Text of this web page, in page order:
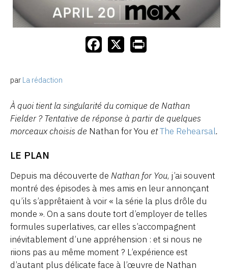
par La rédaction
À quoi tient la singularité du comique de Nathan
Fielder ? Tentative de réponse à partir de quelques
morceaux choisis de Nathan for You etThe Rehearsal.
LE PLAN
Depuis ma découverte de Nathan for You, j’ai souvent
montré des épisodes à mes amis en leur annonçant
qu’ils s’apprêtaient à voir « la série la plus drôle du
monde ». On a sans doute tort d’employer de telles
formules superlatives, car elles s’accompagnent
inévitablement d’une appréhension : et si nous ne
riions pas au même moment ? L’expérience est
d’autant plus délicate face à l’œuvre de Nathan